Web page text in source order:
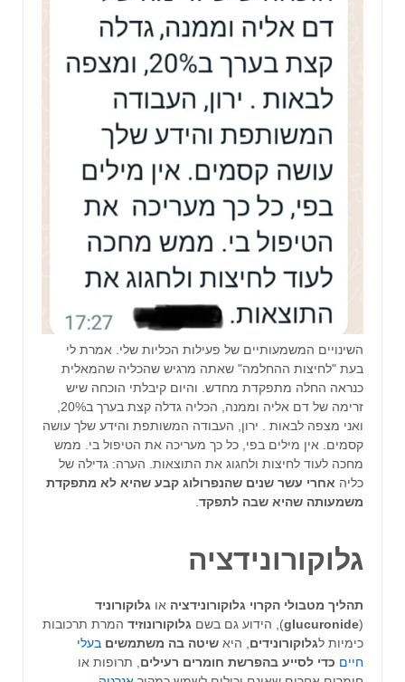
השינויים המשמעותיים של פעילות הכליות שלי. אמרת לי
בעת "לחיצות ההחלמה" שאתה מרגיש שהכליה שהמאלית
כנראה החלה מתפקדת מחדש. והיום קיבלתי הוכחה שיש
זרימה של דם אליה וממנה, הכליה גדלה קצת בערך ב20%,
ואני מצפה לבאות . ירון, העבודה המשותפת והידע שלך עושה
קסמים. אין מילים בפי, כל כך מעריכה את הטיפול בי. ממש
מחכה לעוד לחיצות ולחגוג את התוצאות. הערה: גדילה של
כליה אחרי עשר שנים שהנפרולוג קבע שהיא לא מתפקדת
משמעותה שהיא שבה לתפקד.
גלוקורונידציה
תהליך מטבולי הקרוי גלוקורונידציה או גלוקורוניד
(
glucuronide), הידוע גם בשם גלוקורונוזיד המרת תרכובות
כימיות לגלוקורונידים , היא שיטה בה משתמשים בעלי
חיים כדי לסייע בהפרשת חומרים רעילים , תרופות או